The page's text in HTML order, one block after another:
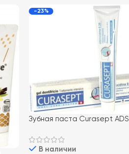
-23%
Зубная паста Curasept ADS
В наличии